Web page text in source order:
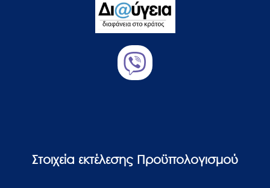
Στοιχεία εκτέλεσης Προϋπολογισμού